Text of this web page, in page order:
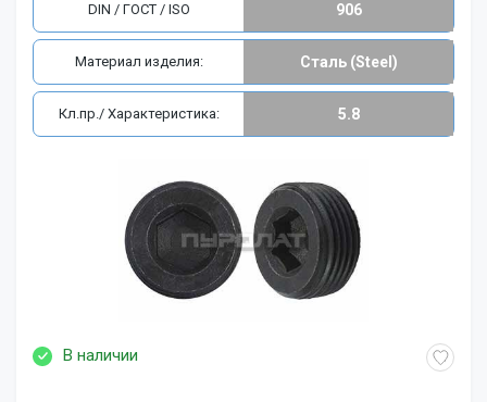
В наличии
DIN / ГОСТ / ISO 906
Материал изделия: Сталь (Steel)
Кл.пр./ Характеристика: 5.8